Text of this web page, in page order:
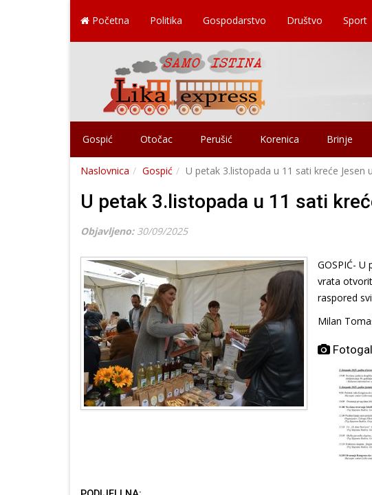
Početna Politika Gospodarstvo Društvo Sport
Gospić Otočac Perušić Korenica Brinje
Naslovnica Gospić U petak 3.listopada u 11 sati kreće Jesen
U petak 3.listopada u 11 sati
Objavljeno: 30/09/2025
GOSPIĆ-
vrata
raspored
Milan